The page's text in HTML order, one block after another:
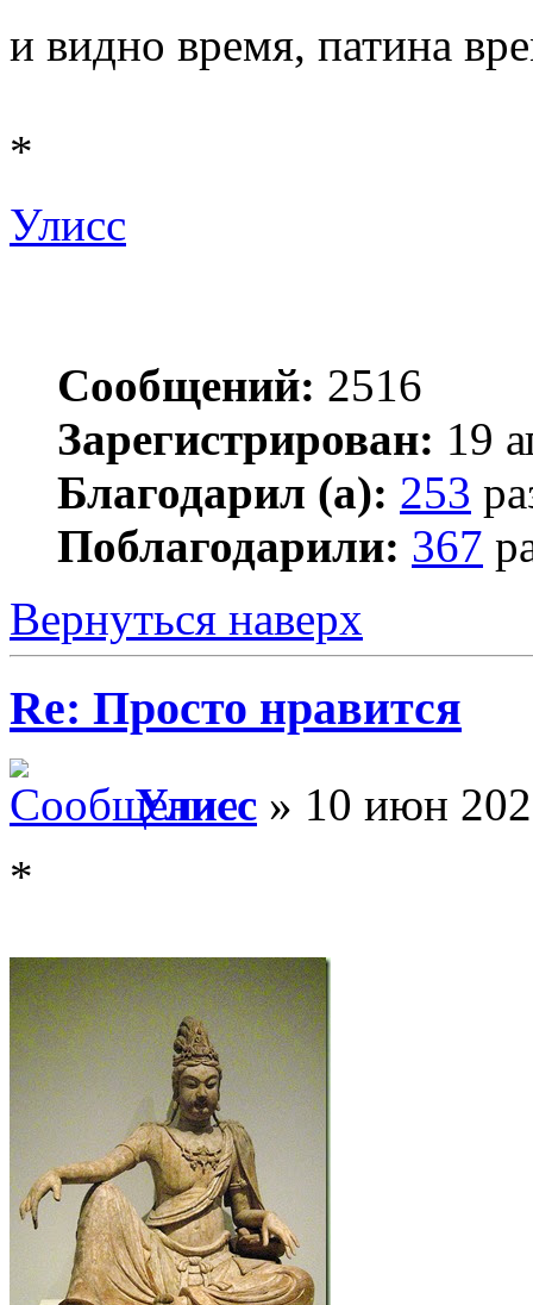
и видно время, патина
*
Улисс
Сообщений: 2516
Зарегистрирован: 19
Благодарил (а): 253
Поблагодарили: 367
Вернуться наверх
Re: Просто нравится
Улисс » 10 июн
*